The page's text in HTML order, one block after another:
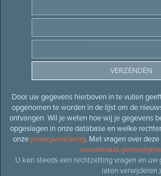
Door uw gegevens hierboven in te vullen
opgenomen te worden in de lijst om de
ontvangen. Wil je weten hoe wij je gegevens
opgeslagen in onze database en welke
onze privacyverklaring. Met vragen over
U kan steeds een rechtzetting vragen en
laten verwijderen.)